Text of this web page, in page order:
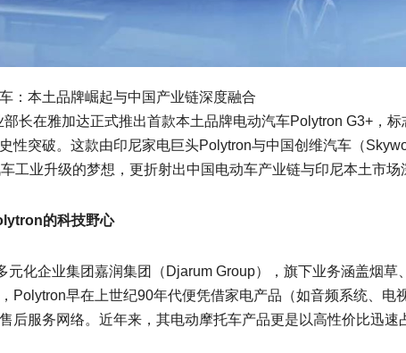
：本土品牌崛起与中国产业链深度融合
长在雅加达正式推出首款本土品牌电动汽车Polytron G3+，
性突破。这款由印尼家电巨头Polytron与中国创维汽车（
工业升级的梦想，更折射出中国电动车产业链与印尼本土市场
的科技野心
元化企业集团嘉润集团（Djarum Group），旗下业务涵盖烟草
Polytron早在上世纪90年代便凭借家电产品（如音频系统、电
后服务网络。近年来，其电动摩托车产品更是以高性价比迅速